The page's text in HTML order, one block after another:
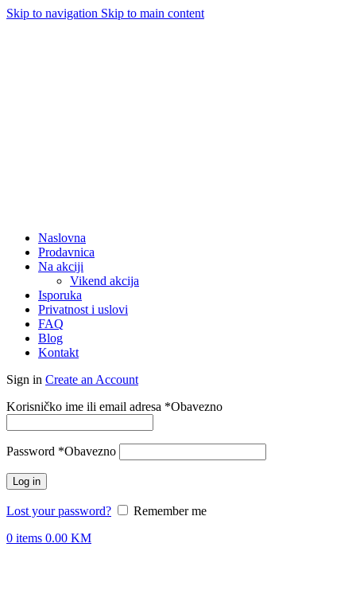
Skip to navigation Skip to main content
Naslovna
Prodavnica
Na akciji
Vikend akcija
Isporuka
Privatnost i uslovi
FAQ
Blog
Kontakt
Sign in Create an Account
Korisničko ime ili email adresa *Obavezno
Password *Obavezno
Log in
Lost your password?
Remember me
0 items 0.00 KM